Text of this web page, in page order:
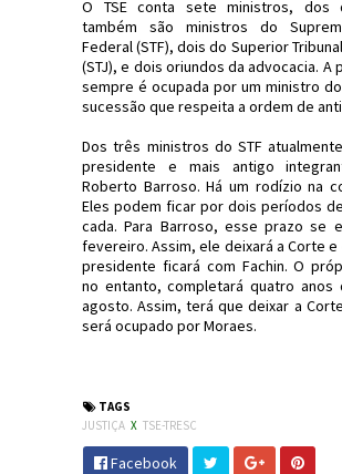
O TSE conta sete ministros, dos
também são ministros do
Federal (STF), dois do Superior
(STJ), e dois oriundos da advocacia. A
sempre é ocupada por um ministro do
sucessão que respeita a ordem de
Dos três ministros do STF
presidente e mais antigo
Roberto Barroso. Há um rodízio na
Eles podem ficar por dois períodos
cada. Para Barroso, esse prazo se
fevereiro. Assim, ele deixará a Corte
presidente ficará com Fachin. O
no entanto, completará quatro anos
agosto. Assim, terá que deixar a
será ocupado por Moraes.
TAGS
JUSTIÇA X TSE-TRESC
Facebook